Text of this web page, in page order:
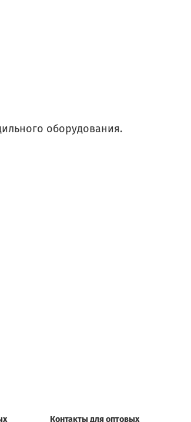
оборудования.
Контакты для оптовых